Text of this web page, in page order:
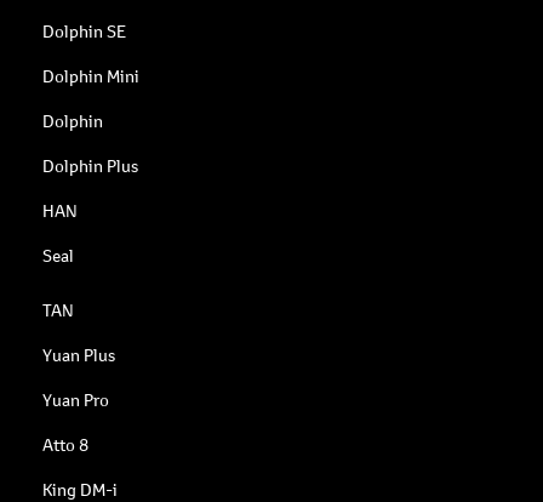
Dolphin SE
Dolphin Mini
Dolphin
Dolphin Plus
HAN
Seal
TAN
Yuan Plus
Yuan Pro
Atto 8
King DM-i